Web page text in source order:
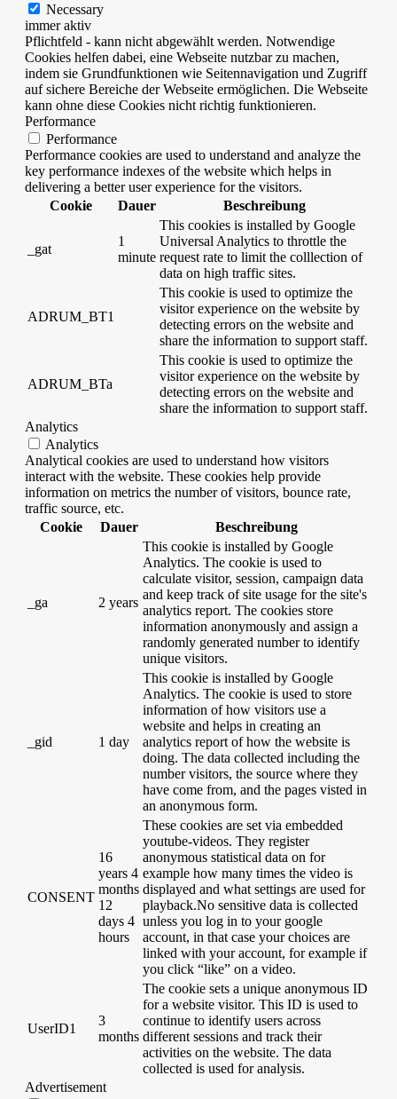
Necessary
immer aktiv
Pflichtfeld - kann nicht abgewählt werden. Notwendige
Cookies helfen dabei, eine Webseite nutzbar zu machen,
indem sie Grundfunktionen wie Seitennavigation und Zugriff
auf sichere Bereiche der Webseite ermöglichen. Die Webseite
kann ohne diese Cookies nicht richtig funktionieren.
Performance
Performance
Performance cookies are used to understand and analyze the
key performance indexes of the website which helps in
delivering a better user experience for the visitors.
Cookie
Dauer Beschreibung
_gat
1
minute
This cookies is installed by Google
Universal Analytics to throttle the
request rate to limit the colllection of
data on high traffic sites.
ADRUM_BT1
This cookie is used to optimize the
visitor experience on the website by
detecting errors on the website and
share the information to support staff.
ADRUM_BTa
This cookie is used to optimize the
visitor experience on the website by
detecting errors on the website and
share the information to support staff.
Analytics
Analytics
Analytical cookies are used to understand how visitors
interact with the website. These cookies help provide
information on metrics the number of visitors, bounce rate,
traffic source, etc.
Cookie
Dauer Beschreibung
_ga 2 years
This cookie is installed by Google
Analytics. The cookie is used to
calculate visitor, session, campaign data
and keep track of site usage for the site's
analytics report. The cookies store
information anonymously and assign a
randomly generated number to identify
unique visitors.
_gid 1 day
This cookie is installed by Google
Analytics. The cookie is used to store
information of how visitors use a
website and helps in creating an
analytics report of how the website is
doing. The data collected including the
number visitors, the source where they
have come from, and the pages visted in
an anonymous form.
CONSENT
16
years 4
months
12
days 4
hours
These cookies are set via embedded
youtube-videos. They register
anonymous statistical data on for
example how many times the video is
displayed and what settings are used for
playback.No sensitive data is collected
unless you log in to your google
account, in that case your choices are
linked with your account, for example if
you click “like” on a video.
UserID1
3
months
The cookie sets a unique anonymous ID
for a website visitor. This ID is used to
continue to identify users across
different sessions and track their
activities on the website. The data
collected is used for analysis.
Advertisement